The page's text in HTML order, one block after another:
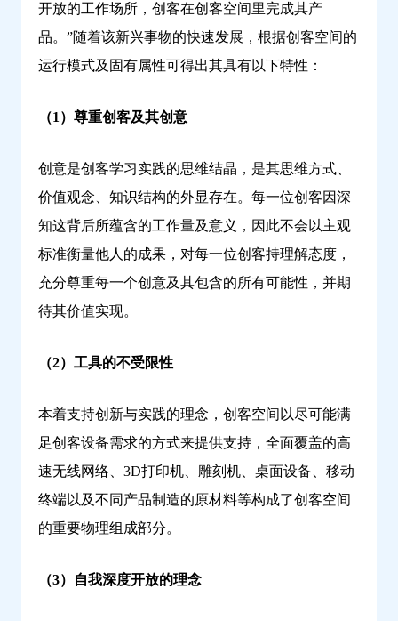
开放的工作场所，创客在创客空间里完成其产
品。”随着该新兴事物的快速发展，根据创客空间的
运行模式及固有属性可得出其具有以下特性：
（1）尊重创客及其创意
创意是创客学习实践的思维结晶，是其思维方式、
价值观念、知识结构的外显存在。每一位创客因深
知这背后所蕴含的工作量及意义，因此不会以主观
标准衡量他人的成果，对每一位创客持理解态度，
充分尊重每一个创意及其包含的所有可能性，并期
待其价值实现。
（2）工具的不受限性
本着支持创新与实践的理念，创客空间以尽可能满
足创客设备需求的方式来提供支持，全面覆盖的高
速无线网络、3D打印机、雕刻机、桌面设备、移动
终端以及不同产品制造的原材料等构成了创客空间
的重要物理组成部分。
（3）自我深度开放的理念